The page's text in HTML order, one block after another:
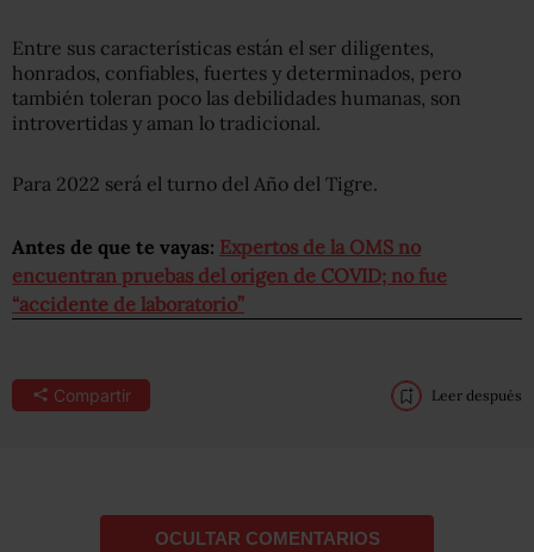
Entre sus características están el ser diligentes,
honrados, confiables, fuertes y determinados, pero
también toleran poco las debilidades humanas, son
introvertidas y aman lo tradicional.
Para 2022 será el turno del Año del Tigre.
Antes de que te vayas: Expertos de la OMS no
encuentran pruebas del origen de COVID; no fue
“accidente de laboratorio”
Compartir Leer después
OCULTAR COMENTARIOS